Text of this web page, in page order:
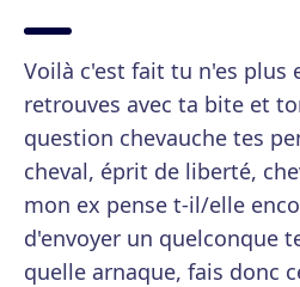
Voilà c'est fait tu n'es plus
retrouves avec ta bite et
question chevauche tes
cheval, éprit de liberté,
mon ex pense t-il/elle
d'envoyer un quelconque
quelle arnaque, fais donc